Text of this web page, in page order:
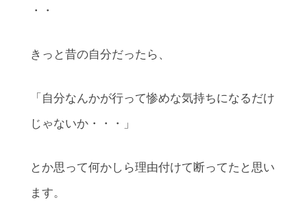
・・
きっと昔の自分だったら、
「自分なんかが行って惨めな気持ちになるだけ
じゃないか・・・」
とか思って何かしら理由付けて断ってたと思い
ます。